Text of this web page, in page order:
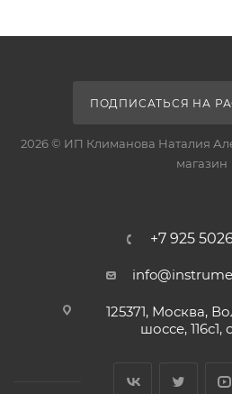
ПОДПИСАТЬСЯ НА
2026 © ИП Климанова Наталия
магазин
+7 925
125371, Москва,
шоссе,